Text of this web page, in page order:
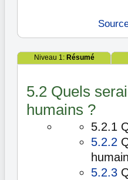
Niveau 1: Résumé
5.2 Quels
humains ?
5.2.1
5.2.2
5.2.3